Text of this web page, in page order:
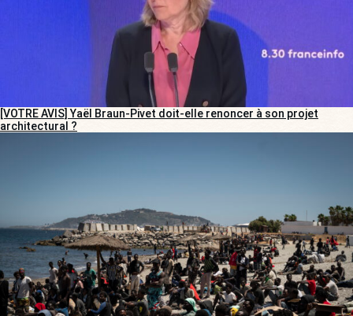
[VOTRE AVIS] Yaël Braun-Pivet doit-elle renoncer à son projet
architectural ?